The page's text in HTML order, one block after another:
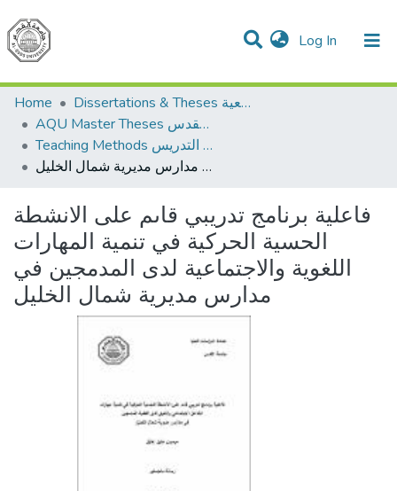
Log In (current)
Communities & Collections
All of DSpace
Home
Dissertations & Theses الرسائل الجامعية
AQU Master Theses الرسائل الجامعية الخاصة بجامعة القدس
Teaching Methods أساليب التدريس
فاعلية برنامج تدريبي قاىم على الانشطة الحسية الحركية في تنمية المهارات اللغوية والاجتماعية لدى المدمجين في مدارس مديرية شمال الخليل
فاعلية برنامج تدريبي قاىم على الانشطة
الحسية الحركية في تنمية المهارات
اللغوية والاجتماعية لدى المدمجين في
مدارس مديرية شمال الخليل